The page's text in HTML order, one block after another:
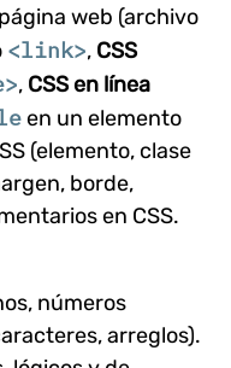
web (archivo
<link>, CSS
, CSS en línea
en un elemento
(elemento, clase
borde,
en CSS.
números
arreglos).